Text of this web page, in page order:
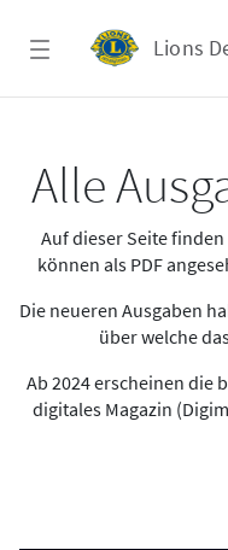
Lions
Alle
Auf dieser Seite finden
können als PDF
Die neueren Ausgaben
über welche
Ab 2024 erscheinen die
digitales Magazin